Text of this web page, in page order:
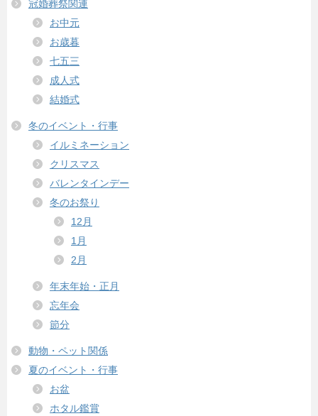
冠婚葬祭関連
お中元
お歳暮
七五三
成人式
結婚式
冬のイベント・行事
イルミネーション
クリスマス
バレンタインデー
冬のお祭り
12月
1月
2月
年末年始・正月
忘年会
節分
動物・ペット関係
夏のイベント・行事
お盆
ホタル鑑賞